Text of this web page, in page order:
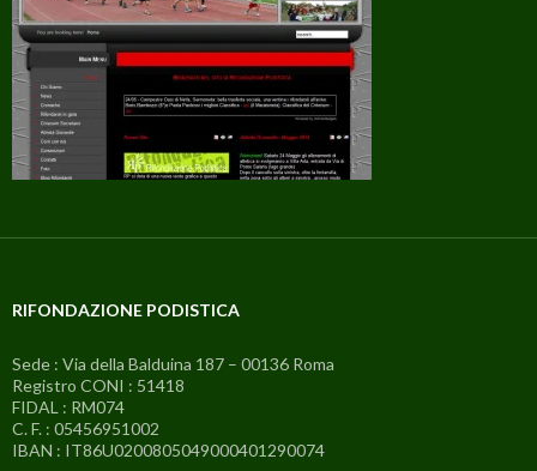
RIFONDAZIONE PODISTICA
Sede : Via della Balduina 187 – 00136 Roma
Registro CONI : 51418
FIDAL : RM074
C. F. : 05456951002
IBAN : IT86U0200805049000401290074